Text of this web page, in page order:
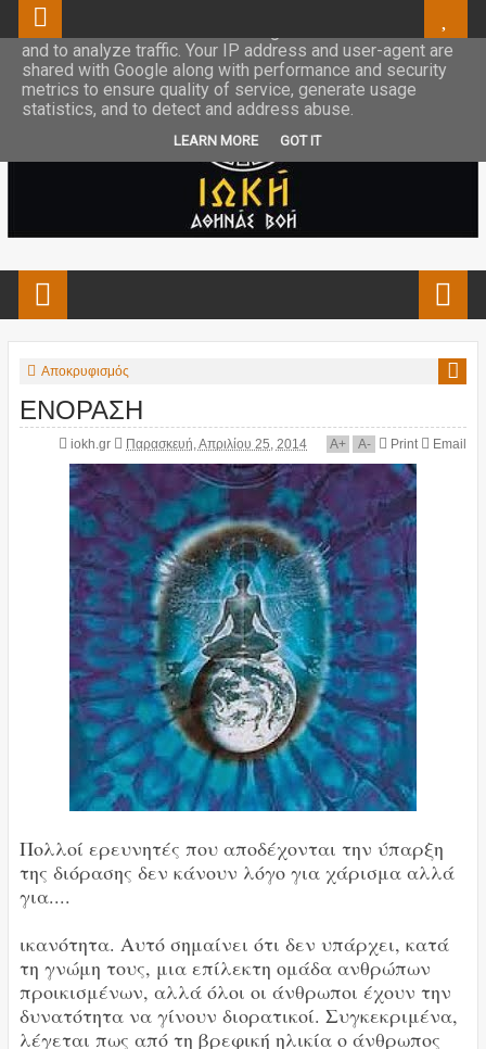
Αποκρυφισμός
ΕΝΟΡΑΣΗ
iokh.gr Παρασκευή, Απριλίου 25, 2014 A+ A- Print Email
Πολλοί ερευνητές που αποδέχονται την ύπαρξη
της διόρασης δεν κάνουν λόγο για χάρισμα αλλά
για....
ικανότητα. Αυτό σημαίνει ότι δεν υπάρχει, κατά
τη γνώμη τους, μια επίλεκτη ομάδα ανθρώπων
προικισμένων, αλλά όλοι οι άνθρωποι έχουν την
δυνατότητα να γίνουν διορατικοί. Συγκεκριμένα,
λέγεται πως από τη βρεφική ηλικία ο άνθρωπος
This site uses cookies from Google to deliver its services
and to analyze traffic. Your IP address and user-agent are
shared with Google along with performance and security
metrics to ensure quality of service, generate usage
statistics, and to detect and address abuse.
LEARN MORE GOT IT